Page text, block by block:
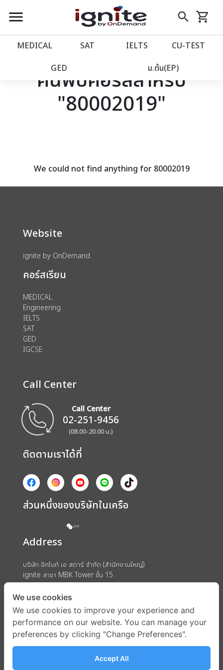
close
account_balance หน้าแรก
เว็บไซต์อิกไนท์
โปรโมชั่น
assignment ลงทะเบียน
menu search
Skip
to
shopping_cart
รถเข็น
MEDICAL SAT IELTS CU‑TEST
GED ม.ต้น(EP)
ค้นพบคอร์สสำหรับ
"80002019"
We could not find anything for 80002019
Website
ignite by OnDemand
คอร์สเรียน
MEDICAL
Engineering
IELTS
SAT
GED
IGCSE
Call Center
Call Center
02-251-9456
(08.00-20.00 น.)
ติดตามเราได้ที่
ส่วนหนึ่งของบริษัทในเครือ
Address
บริษัท อิกไนท์ เอ สตาร์ จำกัด (สำนักงานใหญ่)
ignite สาขา MBK Tower ชั้น 15
ถนนพญาไท แขวงวังใหม่ เขตปทุมวัน กรุงเทพมหานคร 10330
We use cookies
We use cookies to improve your experience and
performance on our website. You can manage your
preferences by clicking "Change Preferences".
Accept All